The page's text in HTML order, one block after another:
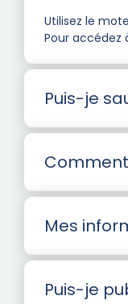
Utilisez le
Pour accédez
Puis-je
Mes
Puis-je